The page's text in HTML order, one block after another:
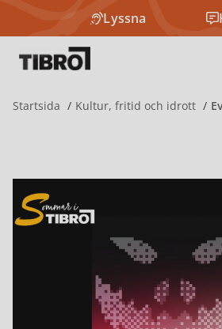
Lyssna
Startsida Kultur, fritid och idrott